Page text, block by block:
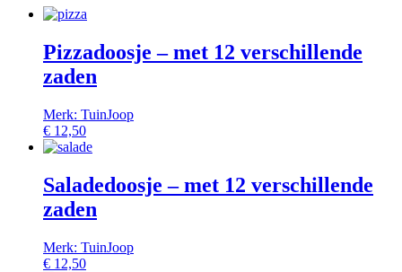
Pizzadoosje – met 12 verschillende
zaden
Merk: TuinJoop
€ 12,50
Saladedoosje – met 12 verschillende
zaden
Merk: TuinJoop
€ 12,50